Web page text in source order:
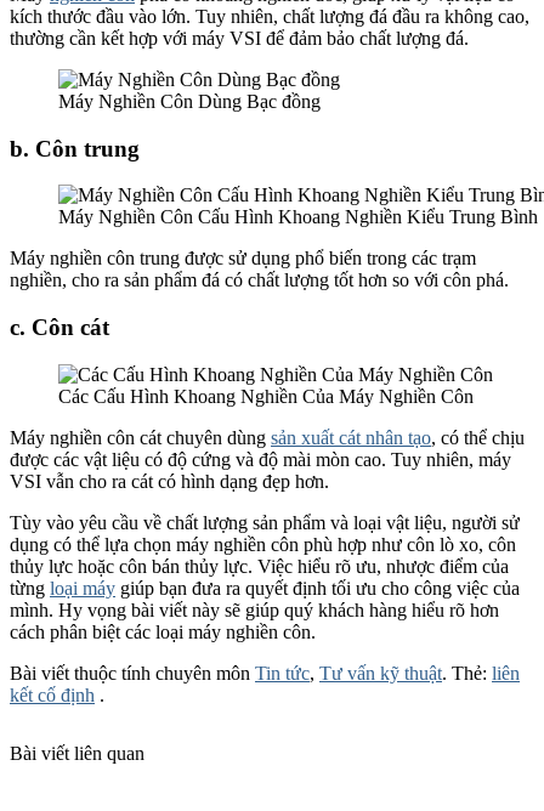
kích thước đầu vào lớn. Tuy nhiên, chất lượng đá đầu ra không cao,
thường cần kết hợp với máy VSI để đảm bảo chất lượng đá.
Máy Nghiền Côn Dùng Bạc đồng
b. Côn trung
Máy Nghiền Côn Cấu Hình Khoang Nghiền Kiểu Trung Bình
Máy nghiền côn trung được sử dụng phổ biến trong các trạm
nghiền, cho ra sản phẩm đá có chất lượng tốt hơn so với côn phá.
c. Côn cát
Các Cấu Hình Khoang Nghiền Của Máy Nghiền Côn
Máy nghiền côn cát chuyên dùng sản xuất cát nhân tạo, có thể chịu
được các vật liệu có độ cứng và độ mài mòn cao. Tuy nhiên, máy
VSI vẫn cho ra cát có hình dạng đẹp hơn.
Tùy vào yêu cầu về chất lượng sản phẩm và loại vật liệu, người sử
dụng có thể lựa chọn máy nghiền côn phù hợp như côn lò xo, côn
thủy lực hoặc côn bán thủy lực. Việc hiểu rõ ưu, nhược điểm của
từng loại máy giúp bạn đưa ra quyết định tối ưu cho công việc của
mình. Hy vọng bài viết này sẽ giúp quý khách hàng hiểu rõ hơn
cách phân biệt các loại máy nghiền côn.
Bài viết thuộc tính chuyên môn Tin tức, Tư vấn kỹ thuật. Thẻ: liên
kết cố định .
Bài viết liên quan